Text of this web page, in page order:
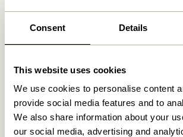
Consent Details
This website uses cookies
We use cookies to personalise content
provide social media features and to
We also share information about your
our social media, advertising and
Ähnliche Produkte